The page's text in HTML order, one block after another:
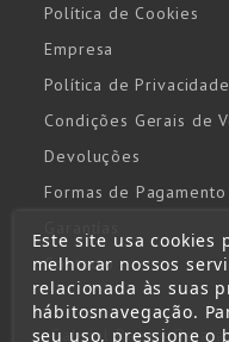
Política de Cookies
Empresa
Política de Privacidade
Condições Gerais de
Devoluções
Formas de Pagamento
Contacto
Gabriel Ramos
Este site usa
melhorar nossos
relacionada às suas
hábitosnavegação.
seu uso, pressione o